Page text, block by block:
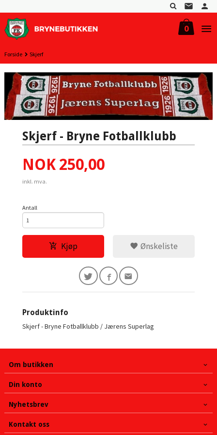
til
innholdet
0
Forside Skjerf
Skjerf - Bryne Fotballklubb
Pris
NOK 250,00
inkl. mva.
Antall
Kjøp Ønskeliste
Produktinfo
Skjerf - Bryne Fotballklubb / Jærens Superlag
Om butikken
Din konto
Nyhetsbrev
Kontakt oss